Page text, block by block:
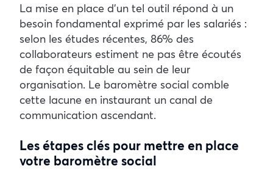
La mise en place d’un tel outil répond à un
besoin fondamental exprimé par les salariés :
selon les études récentes, 86% des
collaborateurs estiment ne pas être écoutés
de façon équitable au sein de leur
organisation. Le baromètre social comble
cette lacune en instaurant un canal de
communication ascendant.
Les étapes clés pour mettre en place
votre baromètre social